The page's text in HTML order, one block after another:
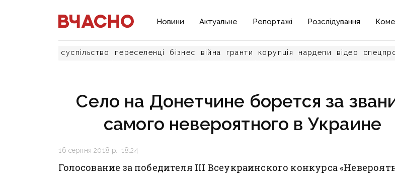
Новини Актуальне Репортажі Розслідування
суспільство переселенці бізнес війна гранти корупція нардепи відео
Село на Донетчине борется за
самого невероятного в Украине
16 серпня 2018 р., 18:24
Голосование за победителя III Всеукраинского конкурса